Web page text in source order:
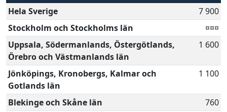
Hela Sverige
7 900
Stockholm och Stockholms län
¤¤¤
Uppsala, Södermanlands, Östergötlands,
Örebro och Västmanlands län
1 600
Jönköpings, Kronobergs, Kalmar och
Gotlands län
1 100
Blekinge och Skåne län
760